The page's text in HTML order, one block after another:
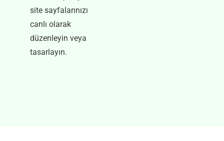
site sayfalarınızı
canlı olarak
düzenleyin veya
tasarlayın.